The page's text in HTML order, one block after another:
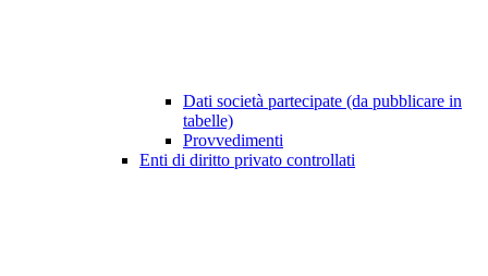
Dati società partecipate (da pubblicare in
tabelle)
Provvedimenti
Enti di diritto privato controllati